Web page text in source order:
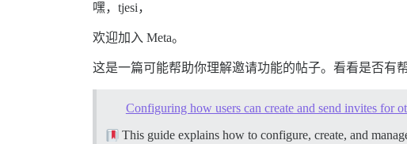
嘿，tjesi，
欢迎加入 Meta。
这是一篇可能帮助你理解邀请功能的帖子。看看是否有帮
Configuring how users can create and send invites for
This guide explains how to configure, create, and